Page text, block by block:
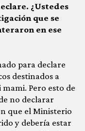
¿Ustedes
que se
en ese
para declare
destinados a
Pero esto de
no declarar
que el Ministerio
y debería estar